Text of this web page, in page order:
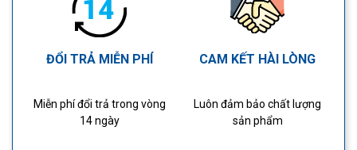
ĐỔI TRẢ MIỄN PHÍ
Miễn phí đổi trả trong vòng
14 ngày
CAM KẾT HÀI LÒNG
Luôn đảm bảo chất lượng
sản phẩm